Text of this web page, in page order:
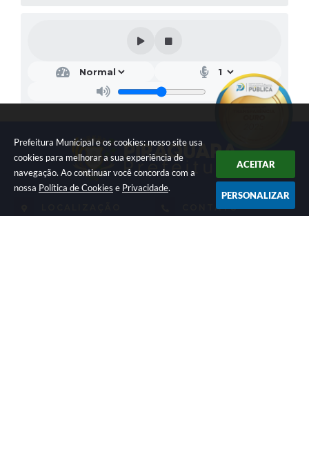
Prefeitura Municipal e os cookies: nosso site usa
cookies para melhorar a sua experiência de
navegação. Ao continuar você concorda com a
nossa Política de Cookies e Privacidade.
ACEITAR
PERSONALIZAR
CONTATO